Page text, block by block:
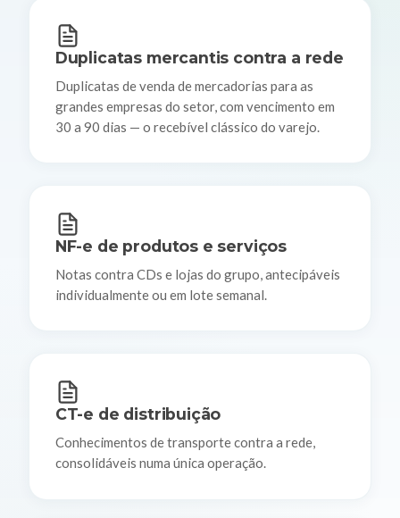
Duplicatas mercantis contra a rede
Duplicatas de venda de mercadorias para as
grandes empresas do setor, com vencimento em
30 a 90 dias — o recebível clássico do varejo.
NF-e de produtos e serviços
Notas contra CDs e lojas do grupo, antecipáveis
individualmente ou em lote semanal.
CT-e de distribuição
Conhecimentos de transporte contra a rede,
consolidáveis numa única operação.